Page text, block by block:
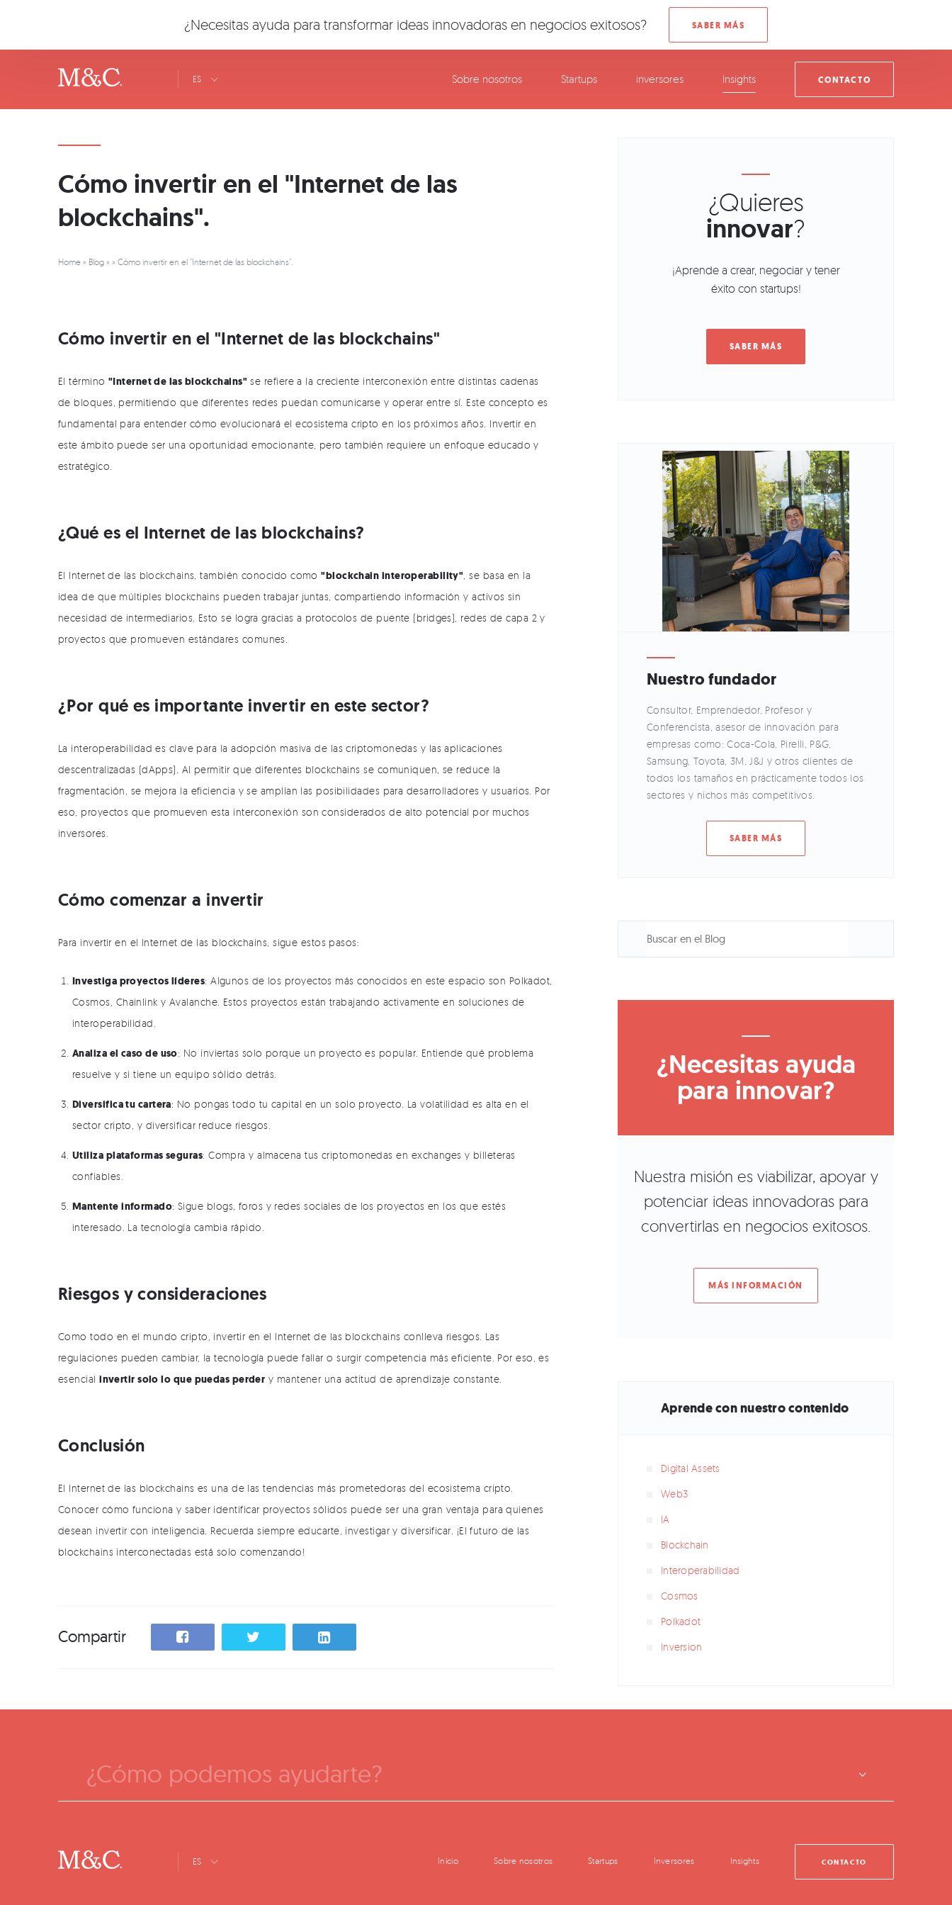
ES Sobre nosotros Startups inversores Insights CONTACTO
Cómo invertir en el "Internet de las
blockchains".
Home » Blog » » Cómo invertir en el "Internet de las blockchains".
Cómo invertir en el "Internet de las blockchains"
El término "Internet de las blockchains" se refiere a la creciente interconexión entre distintas cadenas
de bloques, permitiendo que diferentes redes puedan comunicarse y operar entre sí. Este concepto es
fundamental para entender cómo evolucionará el ecosistema cripto en los próximos años. Invertir en
este ámbito puede ser una oportunidad emocionante, pero también requiere un enfoque educado y
estratégico.
¿Qué es el Internet de las blockchains?
El Internet de las blockchains, también conocido como"blockchain interoperability" , se basa en la
idea de que múltiples blockchains pueden trabajar juntas, compartiendo información y activos sin
necesidad de intermediarios. Esto se logra gracias a protocolos de puente (bridges), redes de capa 2 y
proyectos que promueven estándares comunes.
¿Por qué es importante invertir en este sector?
La interoperabilidad es clave para la adopción masiva de las criptomonedas y las aplicaciones
descentralizadas (dApps). Al permitir que diferentes blockchains se comuniquen, se reduce la
fragmentación, se mejora la eficiencia y se amplían las posibilidades para desarrolladores y usuarios. Por
eso, proyectos que promueven esta interconexión son considerados de alto potencial por muchos
inversores.
Cómo comenzar a invertir
Para invertir en el Internet de las blockchains, sigue estos pasos:
Investiga proyectos líderes: Algunos de los proyectos más conocidos en este espacio son Polkadot,
Cosmos, Chainlink y Avalanche. Estos proyectos están trabajando activamente en soluciones de
interoperabilidad.
Analiza el caso de uso: No inviertas solo porque un proyecto es popular. Entiende qué problema
resuelve y si tiene un equipo sólido detrás.
Diversifica tu cartera: No pongas todo tu capital en un solo proyecto. La volatilidad es alta en el
sector cripto, y diversificar reduce riesgos.
Utiliza plataformas seguras: Compra y almacena tus criptomonedas en exchanges y billeteras
confiables.
Mantente informado: Sigue blogs, foros y redes sociales de los proyectos en los que estés
interesado. La tecnología cambia rápido.
Riesgos y consideraciones
Como todo en el mundo cripto, invertir en el Internet de las blockchains conlleva riesgos. Las
regulaciones pueden cambiar, la tecnología puede fallar o surgir competencia más eficiente. Por eso, es
esencialinvertir solo lo que puedas perder y mantener una actitud de aprendizaje constante.
Conclusión
El Internet de las blockchains es una de las tendencias más prometedoras del ecosistema cripto.
Conocer cómo funciona y saber identificar proyectos sólidos puede ser una gran ventaja para quienes
desean invertir con inteligencia. Recuerda siempre educarte, investigar y diversificar. ¡El futuro de las
blockchains interconectadas está solo comenzando!
Compartir
¿Quieres
innovar?
¡Aprende a crear, negociar y tener
éxito con startups!
Nuestro fundador
Consultor, Emprendedor, Profesor y
Conferencista, asesor de innovación para
empresas como: Coca-Cola, Pirelli, P&G,
Samsung, Toyota, 3M, J&J y otros clientes de
todos los tamaños en prácticamente todos los
sectores y nichos más competitivos.
SABER MÁS
¿Necesitas ayuda
para innovar?
Nuestra misión es viabilizar, apoyar y
potenciar ideas innovadoras para
convertirlas en negocios exitosos.
MÁS INFORMACIÓN
Aprende con nuestro contenido
Digital Assets
Web3
IA
Blockchain
Interoperabilidad
Cosmos
Polkadot
Inversion
¿Cómo podemos ayudarte?
ES Inicio Sobre nosotros Startups Inversores Insights CONTACTO
¿Necesitas ayuda para transformar ideas innovadoras en negocios exitosos?